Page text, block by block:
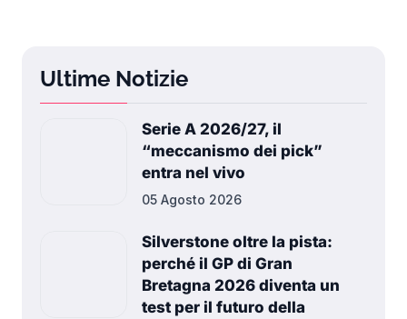
Ultime Notizie
Serie A 2026/27, il
“meccanismo dei pick”
entra nel vivo
05 Agosto 2026
Silverstone oltre la pista:
perché il GP di Gran
Bretagna 2026 diventa un
test per il futuro della